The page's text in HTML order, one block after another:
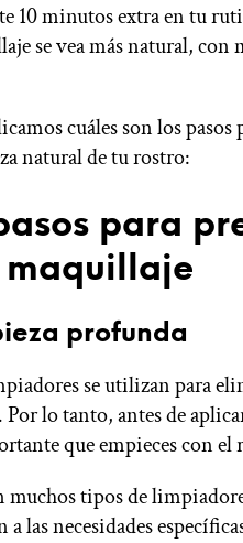
10 minutos extra en tu
se vea más natural, con
cuáles son los
natural de tu rostro:
para
profunda
se utilizan para
lo tanto, antes de
que empieces con
muchos tipos de
a las necesidades